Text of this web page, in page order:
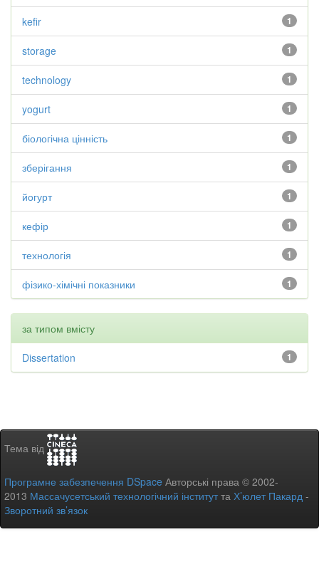
1
kefir
1
storage
1
technology
1
yogurt
1
біологічна цінність
1
зберігання
1
йогурт
1
кефір
1
технологія
1
фізико-хімічні показники
за типом вмісту
1
Dissertation
Тема від
Програмне забезпечення DSpace Авторські права © 2002-
2013 Массачусетський технологічний інститутта Х’юлет Пакард -
Зворотний зв’язок